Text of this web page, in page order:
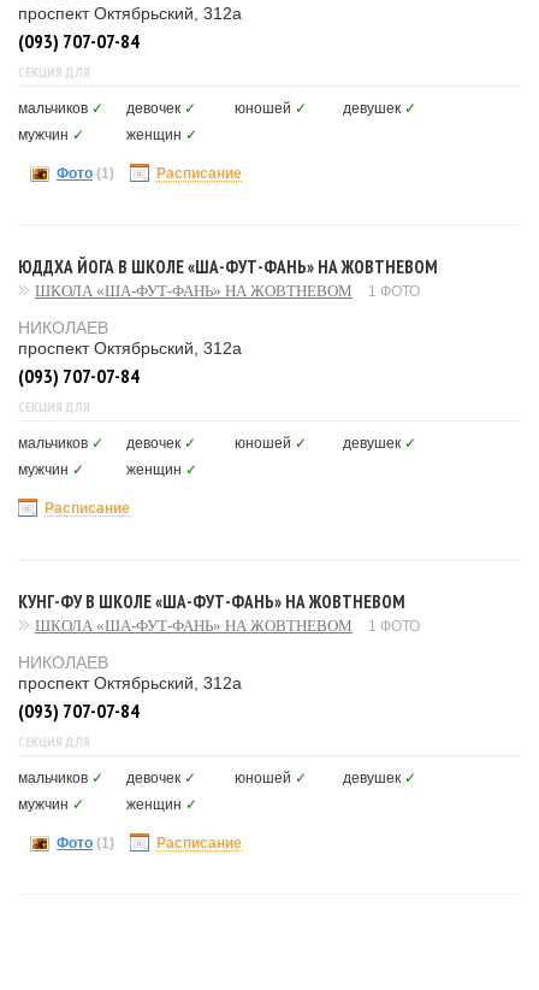
проспект Октябрьский, 312а
(093) 707-07-84
СЕКЦИЯ ДЛЯ
мальчиков ✓ девочек ✓ юношей ✓ девушек ✓
мужчин ✓ женщин ✓
Фото (1) Расписание
ЮДДХА ЙОГА В ШКОЛЕ «ША-ФУТ-ФАНЬ» НА ЖОВТНЕВОМ
ШКОЛА «ША-ФУТ-ФАНЬ» НА ЖОВТНЕВОМ 1 ФОТО
НИКОЛАЕВ
проспект Октябрьский, 312а
(093) 707-07-84
СЕКЦИЯ ДЛЯ
мальчиков ✓ девочек ✓ юношей ✓ девушек ✓
мужчин ✓ женщин ✓
Расписание
КУНГ-ФУ В ШКОЛЕ «ША-ФУТ-ФАНЬ» НА ЖОВТНЕВОМ
ШКОЛА «ША-ФУТ-ФАНЬ» НА ЖОВТНЕВОМ 1 ФОТО
НИКОЛАЕВ
проспект Октябрьский, 312а
(093) 707-07-84
СЕКЦИЯ ДЛЯ
мальчиков ✓ девочек ✓ юношей ✓ девушек ✓
мужчин ✓ женщин ✓
Фото (1) Расписание